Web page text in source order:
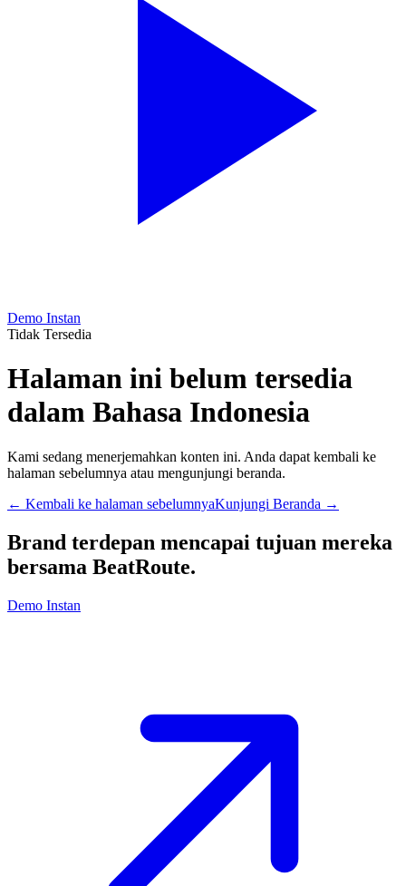
Demo Instan
Tidak Tersedia
Halaman ini belum tersedia
dalam Bahasa Indonesia
Kami sedang menerjemahkan konten ini. Anda dapat kembali ke
halaman sebelumnya atau mengunjungi beranda.
← Kembali ke halaman sebelumnyaKunjungi Beranda →
Brand terdepan mencapai tujuan mereka
bersama BeatRoute.
Demo Instan